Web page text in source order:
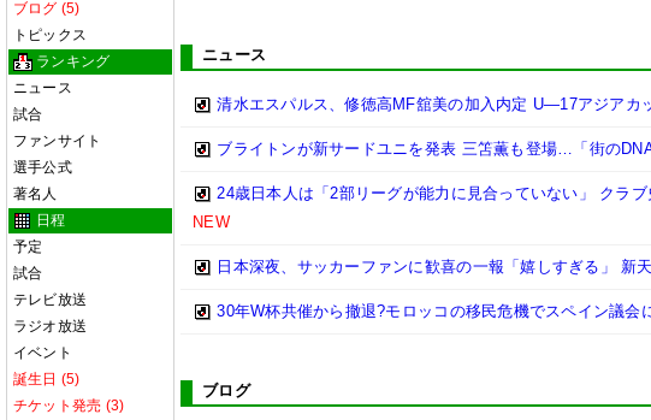
ブログ (5)
トピックス
ランキング
ニュース
試合
ファンサイト
選手公式
著名人
日程
予定
試合
テレビ放送
ラジオ放送
イベント
誕生日 (5)
チケット発売 (3)
ニュース
清水エスパルス、修徳高MF舘美の加入内定 U―17アジアカ
ブライトンが新サードユニを発表 三笘薫も登場…「街の
24歳日本人は「2部リーグが能力に見合っていない」 クラ
NEW
日本深夜、サッカーファンに歓喜の一報「嬉しすぎる」 新
30年W杯共催から撤退?モロッコの移民危機でスペイン議会
ブログ